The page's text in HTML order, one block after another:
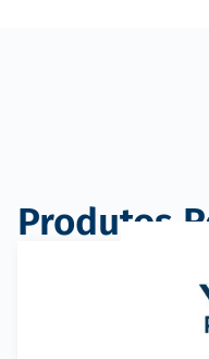
Produtos